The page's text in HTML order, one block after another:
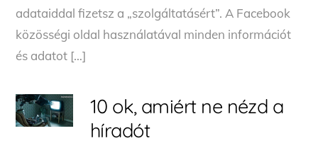
adataiddal fizetsz a „szolgáltatásért”. A Facebook
közösségi oldal használatával minden információt
és adatot […]
10 ok, amiért ne nézd a
híradót